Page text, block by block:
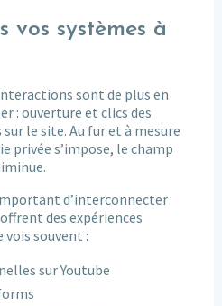
vos systèmes à
sont de plus en
: ouverture et clics des
le site. Au fur et à mesure
privée s’impose, le champ
d’interconnecter
des expériences
vois souvent :
sur Youtube